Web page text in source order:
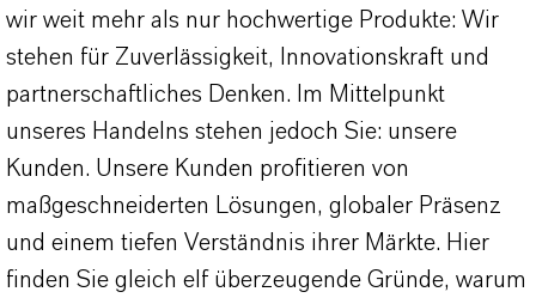
wir weit mehr als nur hochwertige Produkte: Wir
stehen für Zuverlässigkeit, Innovationskraft und
partnerschaftliches Denken. Im Mittelpunkt
unseres Handelns stehen jedoch Sie: unsere
Kunden. Unsere Kunden profitieren von
maßgeschneiderten Lösungen, globaler Präsenz
und einem tiefen Verständnis ihrer Märkte. Hier
finden Sie gleich elf überzeugende Gründe, warum